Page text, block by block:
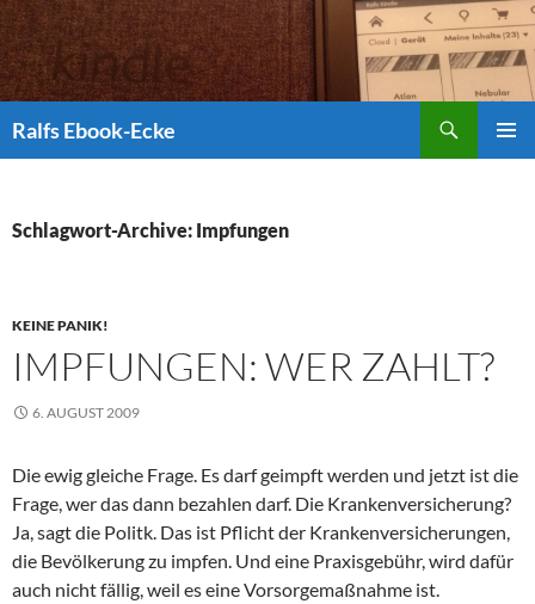
Ralfs Ebook-Ecke
Schlagwort-Archive: Impfungen
KEINE PANIK!
IMPFUNGEN: WER ZAHLT?
6. AUGUST 2009
Die ewig gleiche Frage. Es darf geimpft werden und jetzt ist die
Frage, wer das dann bezahlen darf. Die Krankenversicherung?
Ja, sagt die Politk. Das ist Pflicht der Krankenversicherungen,
die Bevölkerung zu impfen. Und eine Praxisgebühr, wird dafür
auch nicht fällig, weil es eine Vorsorgemaßnahme ist.